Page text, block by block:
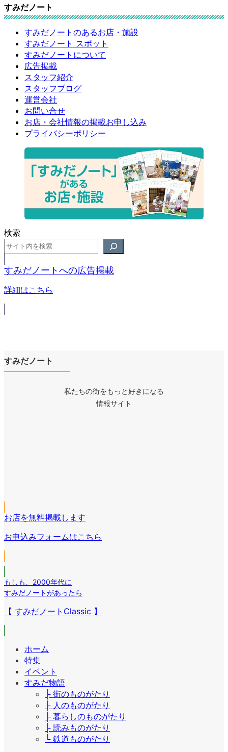
すみだノート
すみだノートのあるお店・施設
すみだノート スポット
すみだノートについて
広告掲載
スタッフ紹介
スタッフブログ
運営会社
お問い合せ
お店・会社情報の掲載お申し込み
プライバシーポリシー
検索
すみだノートへの広告掲載
詳細はこちら
すみだノート
私たちの街をもっと好きになる
情報サイト
リ
ン
ク
ン
リ
ク
ン
ン
ク
お店を無料掲載します
お申込みフォームはこちら
もしも
2000年代に
すみだノートがあったら
【 すみだノートClassic 】
ホーム
特集
イベント
すみだ物語
├ 街のものがたり
├ 人のものがたり
├ 暮らしのものがたり
├ 読みものがたり
└ 鉄道ものがたり